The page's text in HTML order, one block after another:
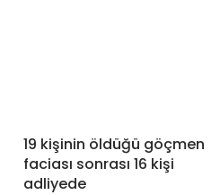
19 kişinin öldüğü göçmen
faciası sonrası 16 kişi
adliyede